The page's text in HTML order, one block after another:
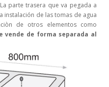
parte trasera que va pegada a
instalación de las tomas de agua
de otros elementos como
vende de forma separada al